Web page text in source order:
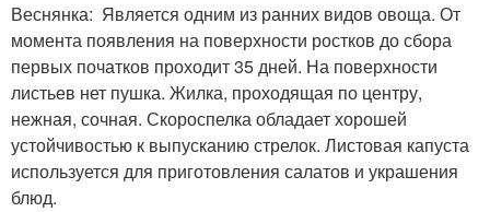
Веснянка: Является одним из ранних видов овоща. От
момента появления на поверхности ростков до сбора
первых початков проходит 35 дней. На поверхности
листьев нет пушка. Жилка, проходящая по центру,
нежная, сочная. Скороспелка обладает хорошей
устойчивостью к выпусканию стрелок. Листовая капуста
используется для приготовления салатов и украшения
блюд.